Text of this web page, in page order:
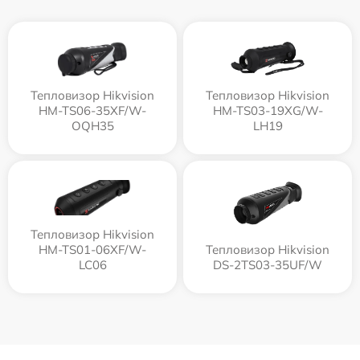
Тепловизор Hikvision
HM-TS06-35XF/W-
OQH35
Тепловизор Hikvision
HM-TS03-19XG/W-
LH19
Тепловизор Hikvision
HM-TS01-06XF/W-
LC06
Тепловизор Hikvision
DS-2TS03-35UF/W